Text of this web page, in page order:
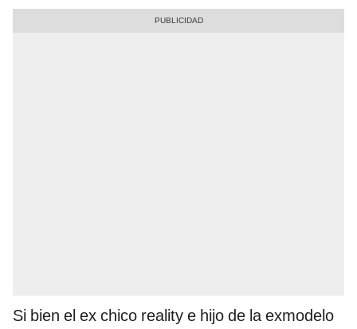
Si bien el ex chico reality e hijo de la exmodelo